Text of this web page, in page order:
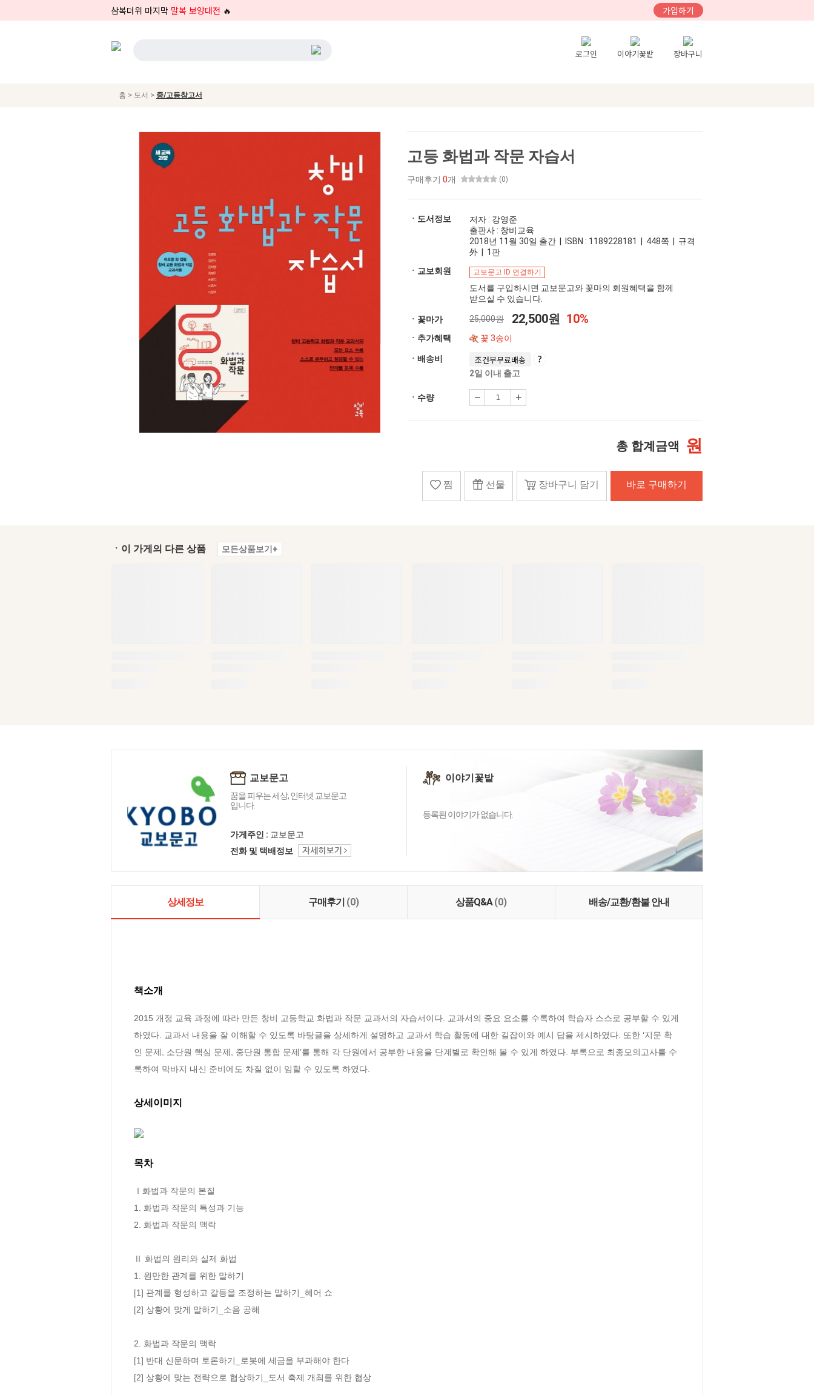
삼복더위 마지막 말복 보양대전 🔥 가입하기
로그인 이야기꽃밭 장바구니
홈 > 도서 > 중/고등참고서
고등 화법과 작문 자습서
구매후기 0개 (0)
ㆍ도서정보
저자 : 강영준
출판사 : 창비교육
2018년 11월 30일 출간 | ISBN : 1189228181 | 448쪽 | 규격
外 | 1판
ㆍ교보회원
교보문고 ID 연결하기
도서를 구입하시면 교보문고와 꽃마의 회원혜택을 함께
받으실 수 있습니다.
ㆍ꽃마가 25,000원 22,500원 10%
ㆍ추가혜택 꽃 3송이
ㆍ배송비 조건부무료배송
2일 이내 출고
ㆍ수량
총 합계금액 원
찜 선물 장바구니 담기 바로 구매하기
ㆍ이 가게의 다른 상품 모든상품보기+
교보문고
꿈을 피우는 세상, 인터넷 교보문고
입니다.
가게주인 : 교보문고
전화 및 택배정보
이야기꽃밭
등록된 이야기가 없습니다.
상세정보 구매후기 (0) 상품Q&A(0) 배송/교환/환불 안내
책소개
2015 개정 교육 과정에 따라 만든 창비 고등학교 화법과 작문 교과서의 자습서이다. 교과서의 중요 요소를 수록하여 학습자 스스로 공부할 수 있게
하였다. 교과서 내용을 잘 이해할 수 있도록 바탕글을 상세하게 설명하고 교과서 학습 활동에 대한 길잡이와 예시 답을 제시하였다. 또한 ‘지문 확
인 문제, 소단원 핵심 문제, 중단원 통합 문제’를 통해 각 단원에서 공부한 내용을 단계별로 확인해 볼 수 있게 하였다. 부록으로 최종모의고사를 수
록하여 막바지 내신 준비에도 차질 없이 임할 수 있도록 하였다.
상세이미지
목차
Ⅰ화법과 작문의 본질
1. 화법과 작문의 특성과 기능
2. 화법과 작문의 맥락
Ⅱ 화법의 원리와 실제 화법
1. 원만한 관계를 위한 말하기
[1] 관계를 형성하고 갈등을 조정하는 말하기_헤어 쇼
[2] 상황에 맞게 말하기_소음 공해
2. 화법과 작문의 맥락
[1] 반대 신문하며 토론하기_로봇에 세금을 부과해야 한다
[2] 상황에 맞는 전략으로 협상하기_도서 축제 개최를 위한 협상